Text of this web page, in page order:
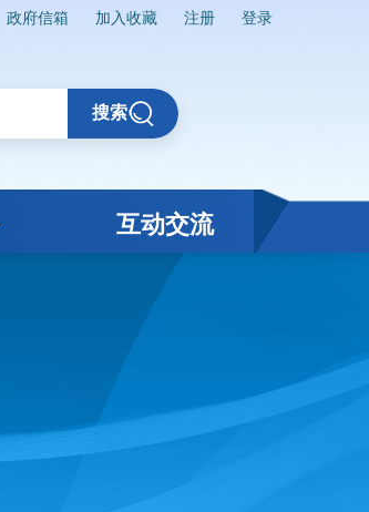
政府信箱 加入收藏 注册 登录
搜索
互动交流